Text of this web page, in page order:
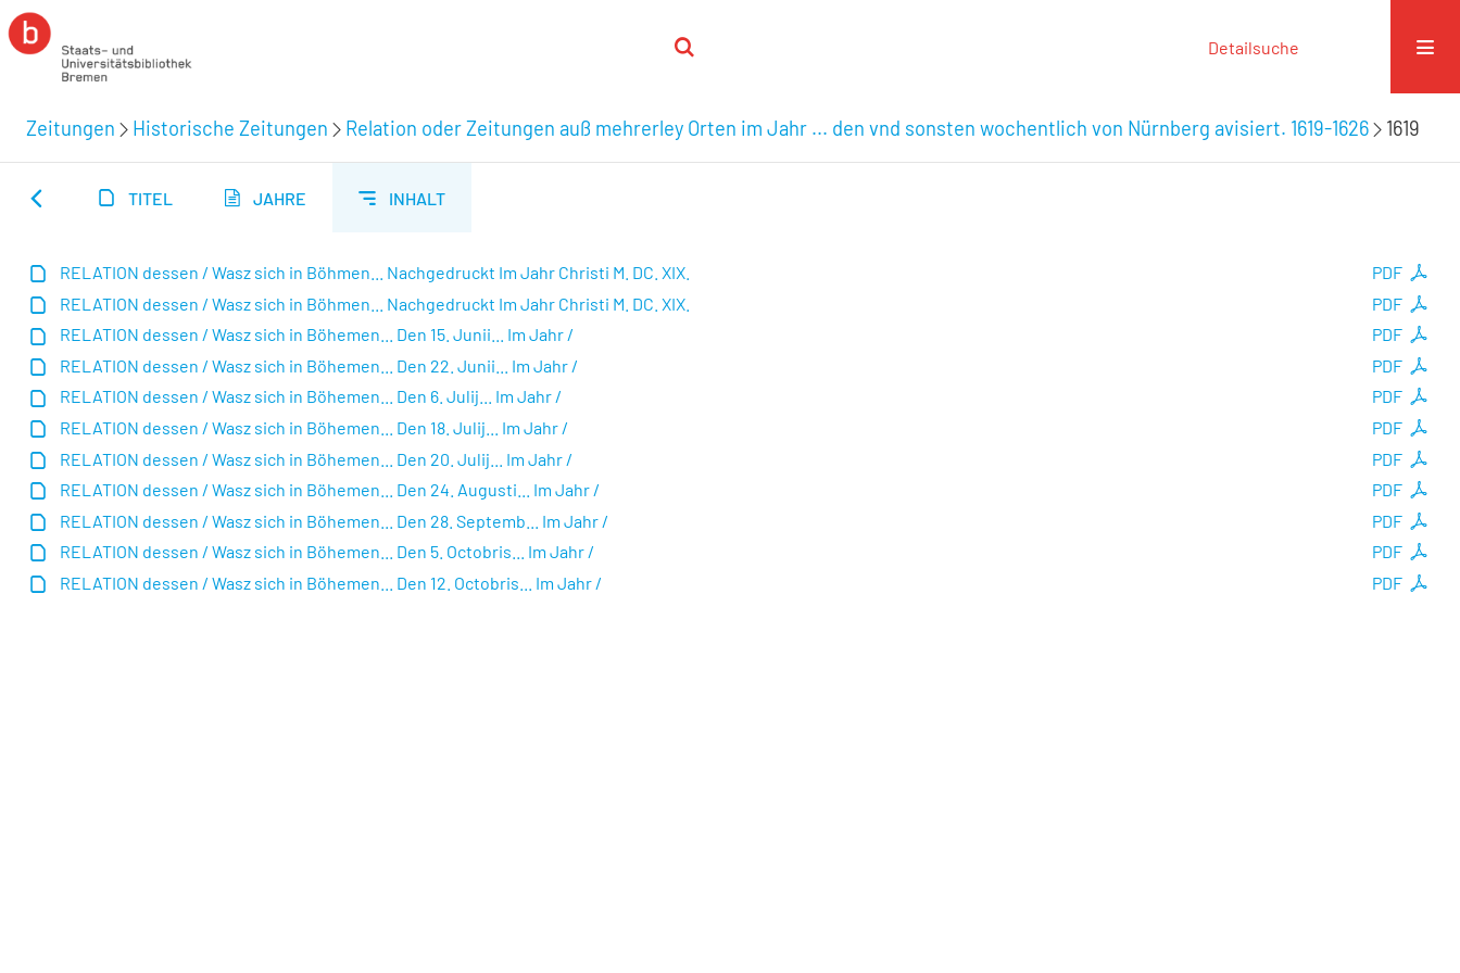
Detailsuche
Zeitungen Historische Zeitungen Relation oder Zeitungen auß mehrerley Orten im Jahr ... den vnd sonsten wochentlich von Nürnberg avisiert. 1619-1626 1619
TITEL JAHRE INHALT
PDF
RELATION dessen / Wasz sich in Böhmen... Nachgedruckt Im Jahr Christi M. DC. XIX.
PDF
RELATION dessen / Wasz sich in Böhmen... Nachgedruckt Im Jahr Christi M. DC. XIX.
PDF
RELATION dessen / Wasz sich in Böhemen... Den 15. Junii... Im Jahr /
PDF
RELATION dessen / Wasz sich in Böhemen... Den 22. Junii... Im Jahr /
PDF
RELATION dessen / Wasz sich in Böhemen... Den 6. Julij... Im Jahr /
PDF
RELATION dessen / Wasz sich in Böhemen... Den 18. Julij... Im Jahr /
PDF
RELATION dessen / Wasz sich in Böhemen... Den 20. Julij... Im Jahr /
PDF
RELATION dessen / Wasz sich in Böhemen... Den 24. Augusti... Im Jahr /
PDF
RELATION dessen / Wasz sich in Böhemen... Den 28. Septemb... Im Jahr /
PDF
RELATION dessen / Wasz sich in Böhemen... Den 5. Octobris... Im Jahr /
PDF
RELATION dessen / Wasz sich in Böhemen... Den 12. Octobris... Im Jahr /